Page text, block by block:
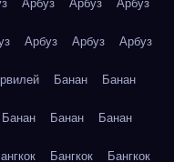
Арбуз Арбуз Арбуз
Арбуз Арбуз Арбуз
Банан Банан
Банан Банан Банан
Бангкок Бангкок